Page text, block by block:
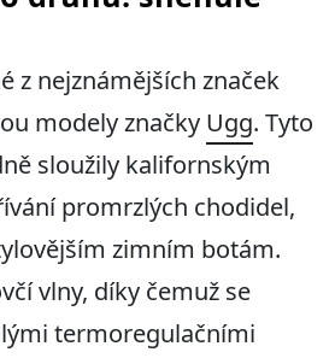
z nejznámějších značek
modely značky Ugg. Tyto
sloužily kalifornským
promrzlých chodidel,
zimním botám.
vlny, díky čemuž se
termoregulačními